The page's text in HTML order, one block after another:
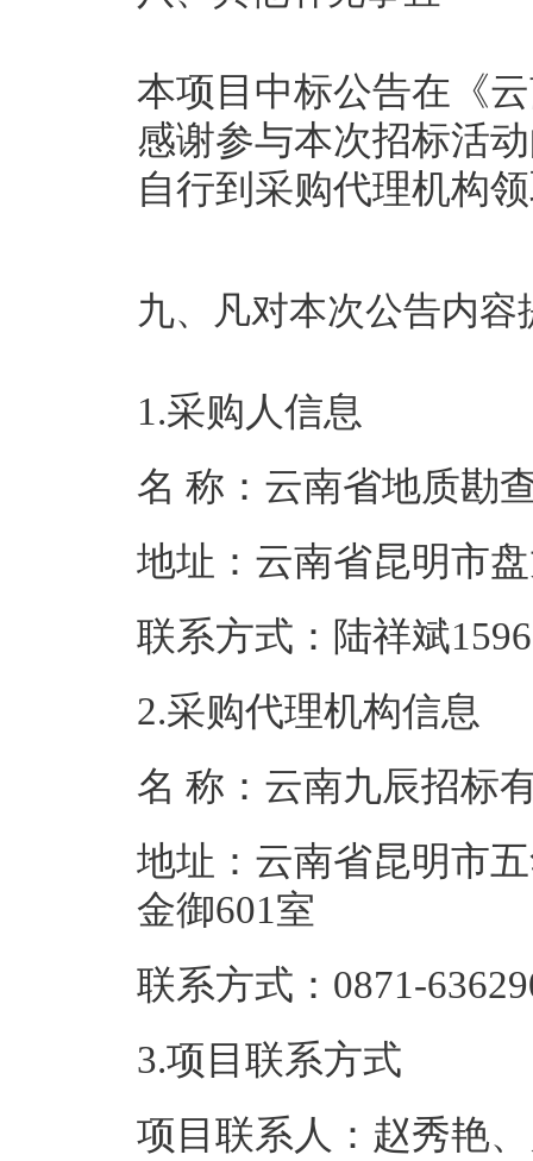
本项目中标公告在《
感谢参与本次招标活
自行到采购代理机构
九、凡对本次公告内
1.采购人信息
名 称：云南省地质勘
地址：云南省昆明市
联系方式：陆祥斌
2.采购代理机构信息
名 称：云南九辰招标
地址：云南省昆明市
金御601室
联系方式：0871-
3.项目联系方式
项目联系人：赵秀艳